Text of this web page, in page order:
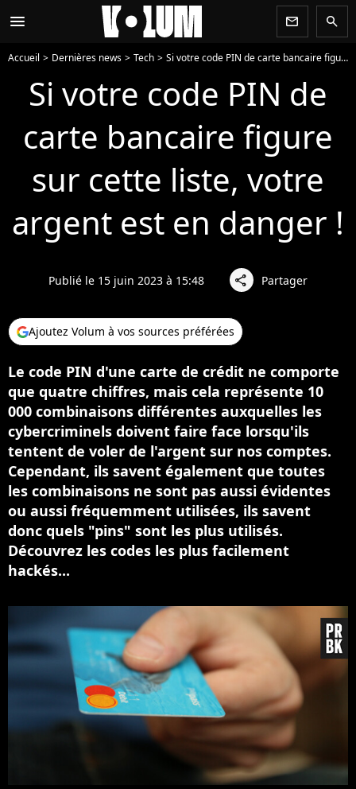
menu newsletter search
Accueil Dernières news Tech Si votre code PIN de carte bancaire figure sur cette liste, votre argent est en danger !
Si votre code PIN de
carte bancaire figure
sur cette liste, votre
argent est en danger !
Publié le 15 juin 2023 à 15:48 share Partager
Ajoutez Volum à vos sources préférées
Le code PIN d'une carte de crédit ne comporte
que quatre chiffres, mais cela représente 10
000 combinaisons différentes auxquelles les
cybercriminels doivent faire face lorsqu'ils
tentent de voler de l'argent sur nos comptes.
Cependant, ils savent également que toutes
les combinaisons ne sont pas aussi évidentes
ou aussi fréquemment utilisées, ils savent
donc quels "pins" sont les plus utilisés.
Découvrez les codes les plus facilement
hackés...